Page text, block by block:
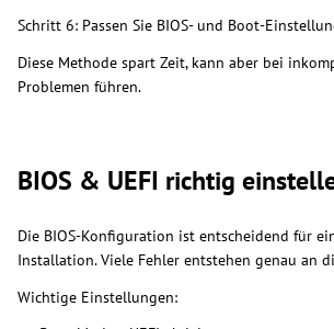
Schritt 6: Passen Sie BIOS- und Boot-
Diese Methode spart Zeit, kann aber bei
Problemen führen.
BIOS & UEFI richtig
Die BIOS-Konfiguration ist entscheidend für
Installation. Viele Fehler entstehen genau an
Wichtige Einstellungen: